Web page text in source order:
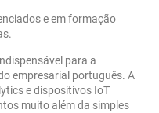
e em formação
para a
empresarial português. A
e dispositivos IoT
muito além da simples